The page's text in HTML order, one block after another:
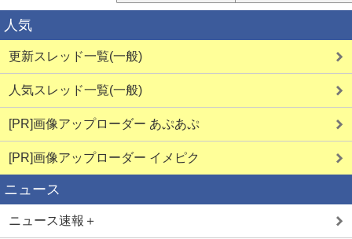
人気
更新スレッド一覧(一般)
人気スレッド一覧(一般)
[PR]画像アップローダー あぷあぷ
[PR]画像アップローダー イメピク
ニュース
ニュース速報＋